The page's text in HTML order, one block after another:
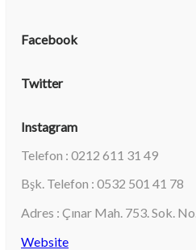
Facebook
Twitter
Instagram
Telefon : 0212 611 31 49
Bşk. Telefon : 0532 501 41 78
Adres : Çınar Mah. 753. Sok.
Website